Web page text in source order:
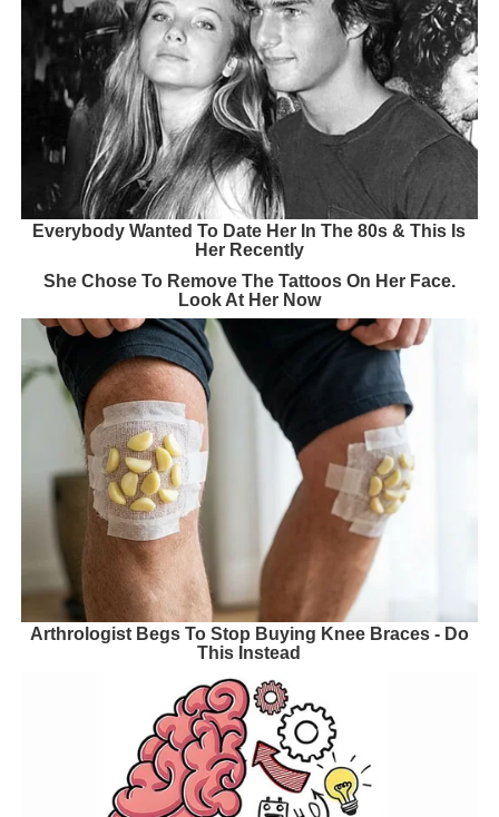
Everybody Wanted To Date Her In The 80s & This Is
Her Recently
She Chose To Remove The Tattoos On Her Face.
Look At Her Now
Arthrologist Begs To Stop Buying Knee Braces - Do
This Instead